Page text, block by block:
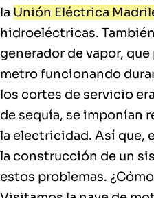
la Unión Eléctrica
hidroeléctricas.
generador de vapor,
metro funcionando
los cortes de servicio
de sequía, se imponían
la electricidad. Así que,
la construcción de un
estos problemas.